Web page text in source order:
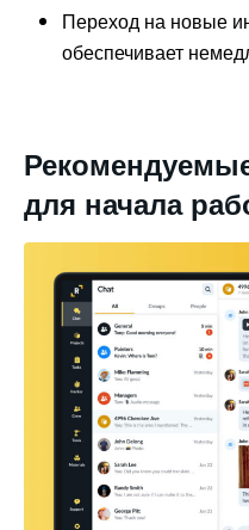
Переход на новые
обеспечивает
для начала